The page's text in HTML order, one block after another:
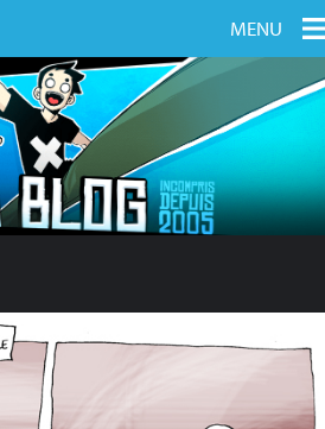
MENU